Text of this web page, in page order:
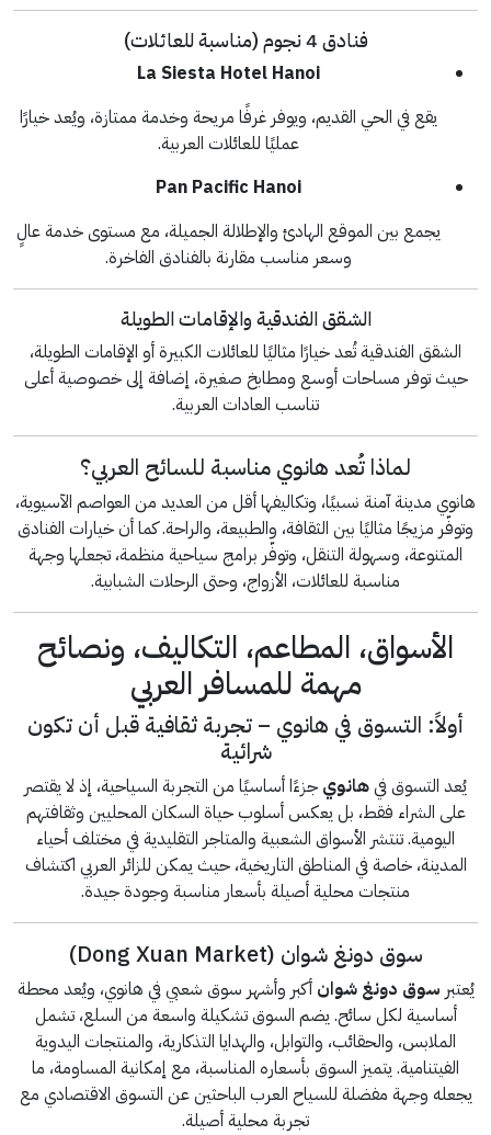
فنادق 4 نجوم (مناسبة للعائلات)
La Siesta Hotel Hanoi
يقع في الحي القديم، ويوفر غرفًا مريحة وخدمة ممتازة، ويُعد خيارًا
عمليًا للعائلات العربية.
Pan Pacific Hanoi
يجمع بين الموقع الهادئ والإطلالة الجميلة، مع مستوى خدمة عالٍ
وسعر مناسب مقارنة بالفنادق الفاخرة.
الشقق الفندقية والإقامات الطويلة
الشقق الفندقية تُعد خيارًا مثاليًا للعائلات الكبيرة أو الإقامات الطويلة،
حيث توفر مساحات أوسع ومطابخ صغيرة، إضافة إلى خصوصية أعلى
تناسب العادات العربية.
لماذا تُعد هانوي مناسبة للسائح العربي؟
هانوي مدينة آمنة نسبيًا، وتكاليفها أقل من العديد من العواصم الآسيوية،
وتوفّر مزيجًا مثاليًا بين الثقافة، والطبيعة، والراحة. كما أن خيارات الفنادق
المتنوعة، وسهولة التنقل، وتوفّر برامج سياحية منظمة، تجعلها وجهة
مناسبة للعائلات، الأزواج، وحتى الرحلات الشبابية.
الأسواق، المطاعم، التكاليف، ونصائح
مهمة للمسافر العربي
أولاً: التسوق في هانوي – تجربة ثقافية قبل أن تكون
شرائية
يُعد التسوق فيهانويجزءًا أساسيًا من التجربة السياحية، إذ لا يقتصر
على الشراء فقط، بل يعكس أسلوب حياة السكان المحليين وثقافتهم
اليومية. تنتشر الأسواق الشعبية والمتاجر التقليدية في مختلف أحياء
المدينة، خاصة في المناطق التاريخية، حيث يمكن للزائر العربي اكتشاف
منتجات محلية أصيلة بأسعار مناسبة وجودة جيدة.
سوق دونغ شوان (Dong Xuan Market)
يُعتبر سوق دونغ شوان أكبر وأشهر سوق شعبي في هانوي، ويُعد محطة
أساسية لكل سائح. يضم السوق تشكيلة واسعة من السلع، تشمل
الملابس، والحقائب، والتوابل، والهدايا التذكارية، والمنتجات اليدوية
الفيتنامية. يتميز السوق بأسعاره المناسبة، مع إمكانية المساومة، ما
يجعله وجهة مفضلة للسياح العرب الباحثين عن التسوق الاقتصادي مع
تجربة محلية أصيلة.